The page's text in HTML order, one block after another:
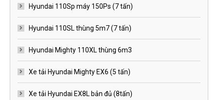
Hyundai 110Sp máy 150Ps (7 tấn)
Hyundai 110SL thùng 5m7 (7 tấn)
Hyundai Mighty 110XL thùng 6m3
Xe tải Hyundai Mighty EX6 (5 tấn)
Xe tải Hyundai EX8L bản đủ (8tấn)